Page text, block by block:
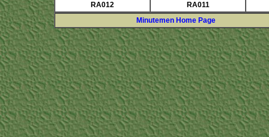
RA012
RA011
Minutemen Home Page